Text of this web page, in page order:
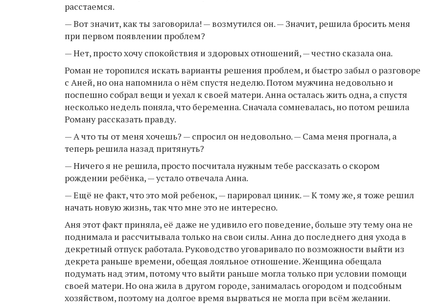
расстаемся.
— Вот значит, как ты заговорила! — возмутился он. — Значит, решила бросить меня
при первом появлении проблем?
— Нет, просто хочу спокойствия и здоровых отношений, — честно сказала она.
Роман не торопился искать варианты решения проблем, и быстро забыл о разговоре
с Аней, но она напомнила о нём спустя неделю. Потом мужчина недовольно и
поспешно собрал вещи и уехал к своей матери. Анна осталась жить одна, а спустя
несколько недель поняла, что беременна. Сначала сомневалась, но потом решила
Роману рассказать правду.
— А что ты от меня хочешь? — спросил он недовольно. — Сама меня прогнала, а
теперь решила назад притянуть?
— Ничего я не решила, просто посчитала нужным тебе рассказать о скором
рождении ребёнка, — устало отвечала Анна.
— Ещё не факт, что это мой ребенок, — парировал циник. — К тому же, я тоже решил
начать новую жизнь, так что мне это не интересно.
Аня этот факт приняла, её даже не удивило его поведение, больше эту тему она не
поднимала и рассчитывала только на свои силы. Анна до последнего дня ухода в
декретный отпуск работала. Руководство уговаривало по возможности выйти из
декрета раньше времени, обещая лояльное отношение. Женщина обещала
подумать над этим, потому что выйти раньше могла только при условии помощи
своей матери. Но она жила в другом городе, занималась огородом и подсобным
хозяйством, поэтому на долгое время вырваться не могла при всём желании.